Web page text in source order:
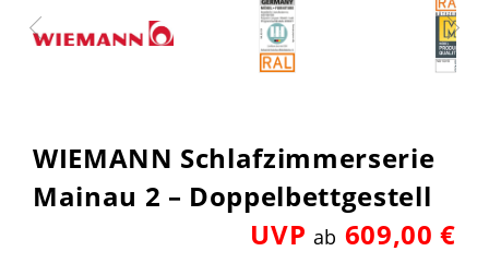
WIEMANN Schlafzimmerserie
Mainau 2 – Doppelbettgestell
UVP ab 609,00 €